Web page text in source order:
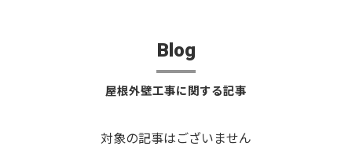
Blog
屋根外壁工事に関する記事
対象の記事はございません